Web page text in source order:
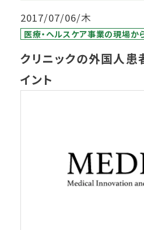
2017/07/06/木
医療・ヘルスケア事業の現場か
クリニックの外国人
イント